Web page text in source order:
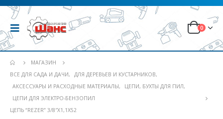
0
МАГАЗИН
ВСЕ ДЛЯ САДА И ДАЧИ, ДЛЯ ДЕРЕВЬЕВ И КУСТАРНИКОВ,
АКСЕССУАРЫ И РАСХОДНЫЕ МАТЕРИАЛЫ, ЦЕПИ, БУХТЫ ДЛЯ ПИЛ,
ЦЕПИ ДЛЯ ЭЛЕКТРО-БЕНЗОПИЛ
ЦЕПЬ “REZER” 3/8″Х1,1Х52